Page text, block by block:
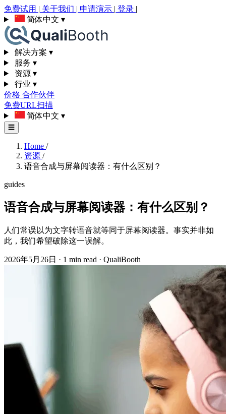
免费试用 | 关于我们 | 申请演示 | 登录 |
简体中文 ▾
解决方案 ▾
服务 ▾
资源 ▾
行业 ▾
价格 合作伙伴
免费URL扫描
简体中文 ▾
☰
Home /
资源 /
语音合成与屏幕阅读器：有什么区别？
guides
语音合成与屏幕阅读器：有什么区别？
人们常误以为文字转语音就等同于屏幕阅读器。事实并非如
此，我们希望破除这一误解。
2026年5月26日 · 1 min read · QualiBooth